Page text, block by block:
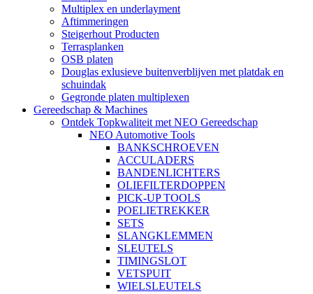
Multiplex en underlayment
Aftimmeringen
Steigerhout Producten
Terrasplanken
OSB platen
Douglas exlusieve buitenverblijven met platdak en
schuindak
Gegronde platen multiplexen
Gereedschap & Machines
Ontdek Topkwaliteit met NEO Gereedschap
NEO Automotive Tools
BANKSCHROEVEN
ACCULADERS
BANDENLICHTERS
OLIEFILTERDOPPEN
PICK-UP TOOLS
POELIETREKKER
SETS
SLANGKLEMMEN
SLEUTELS
TIMINGSLOT
VETSPUIT
WIELSLEUTELS